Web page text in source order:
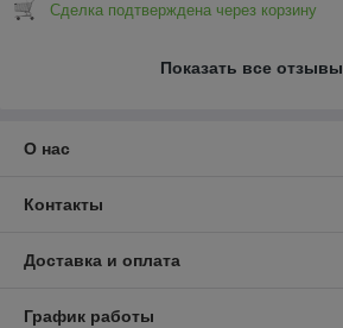
Сделка подтверждена через корзину
Показать все отзывы
О нас
Контакты
Доставка и оплата
График работы